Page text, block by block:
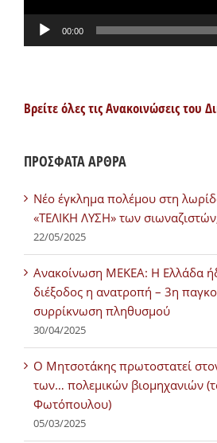
00:00
Βρείτε όλες τις Ανακοινώσεις του
ΠΡΟΣΦΑΤΑ ΑΡΘΡΑ
Νέο έγκλημα πολέμου στη
«ΤΕΛΙΚΗ ΛΥΣΗ» των
22/05/2025
Ανακοίνωση ΜΕΚΕΑ: Η Ελλάδα
διέξοδος η ανατροπή – 3η
συρρίκνωση πληθυσμού
30/04/2025
Ο Μητσοτάκης πρωτοστατεί
των… πολεμικών βιομηχανιών
Φωτόπουλου)
05/03/2025